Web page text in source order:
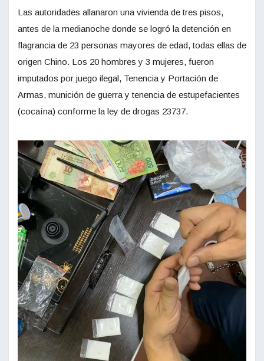
Las autoridades allanaron una vivienda de tres pisos,
antes de la medianoche donde se logró la detención en
flagrancia de 23 personas mayores de edad, todas ellas de
origen Chino. Los 20 hombres y 3 mujeres, fueron
imputados por juego ilegal, Tenencia y Portación de
Armas, munición de guerra y tenencia de estupefacientes
(cocaína) conforme la ley de drogas 23737.